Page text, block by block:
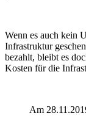
Wenn es auch kein
Infrastruktur
bezahlt, bleibt es
Kosten für die
Am